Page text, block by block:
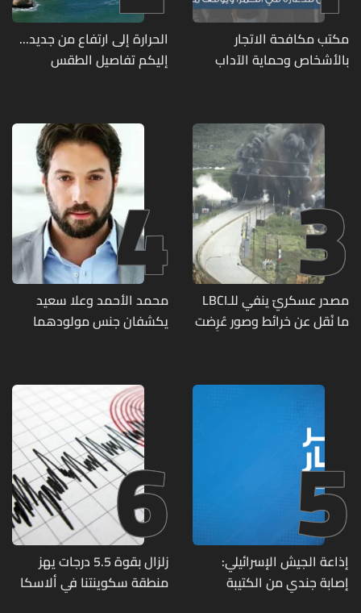
مكتب مكافحة الاتجار
بالأشخاص وحماية الآداب
متورطين
الحرارة إلى ارتفاع من جديد...
إليكم تفاصيل الطقس
3
مصدر عسكريّ ينفي للـLBCI
ما نُقل عن خرائط وصور عُرِضت
تحت الأرض
4
محمد الأحمد وعلا سعيد
يكشفان جنس مولودهما
5
إذاعة الجيش الإسرائيلي:
إصابة جندي من الكتيبة
6
زلزال بقوة 5.5 درجات يهز
منطقة سكوينتنا في ألاسكا